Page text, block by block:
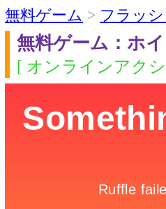
無料ゲーム > フラッ
無料ゲーム：ホ
[ オンラインアク